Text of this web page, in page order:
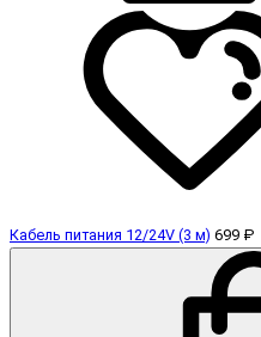
Кабель питания 12/24V (3 м) 699 ₽